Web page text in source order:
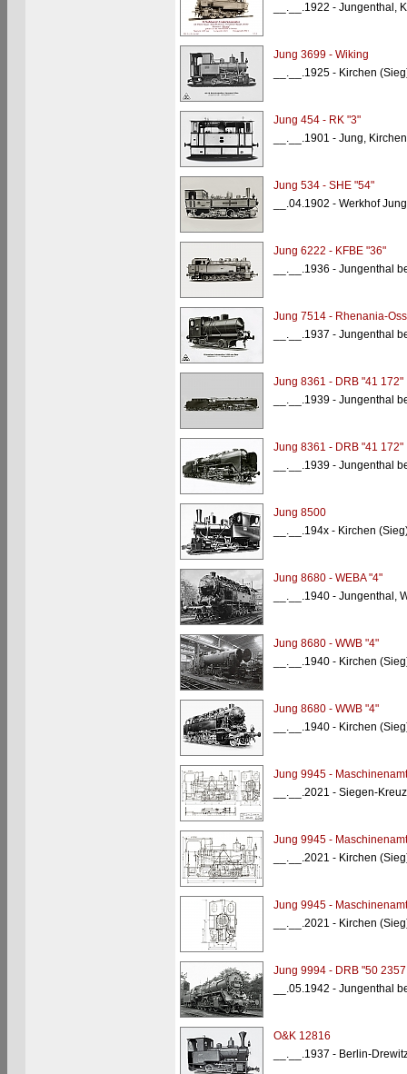
__.__.1922 - Jungenthal,
Jung 3699 - Wiking
__.__.1925 - Kirchen
Jung 454 - RK "3"
__.__.1901 - Jung, Kirchen
Jung 534 - SHE "54"
__.04.1902 - Werkhof Jung
Jung 6222 - KFBE "36"
__.__.1936 - Jungenthal
Jung 7514 - Rhenania-
__.__.1937 - Jungenthal
Jung 8361 - DRB "41 172"
__.__.1939 - Jungenthal
Jung 8361 - DRB "41 172"
__.__.1939 - Jungenthal
Jung 8500
__.__.194x - Kirchen
Jung 8680 - WEBA "4"
__.__.1940 - Jungenthal,
Jung 8680 - WWB "4"
__.__.1940 - Kirchen
Jung 8680 - WWB "4"
__.__.1940 - Kirchen
Jung 9945 -
__.__.2021 - Siegen-
Jung 9945 -
__.__.2021 - Kirchen
Jung 9945 -
__.__.2021 - Kirchen
Jung 9994 - DRB "50
__.05.1942 - Jungenthal
O&K 12816
__.__.1937 - Berlin-